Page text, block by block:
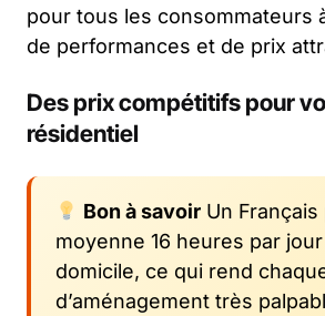
pour tous les consommateurs
de performances et de prix
Des prix compétitifs pour
résidentiel
Bon à savoirUn Français
moyenne 16 heures par
domicile, ce qui rend
d’aménagement très